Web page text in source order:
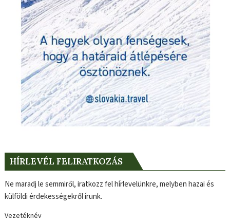
HÍRLEVÉL FELIRATKOZÁS
Ne maradj le semmiről, iratkozz fel hírlevelünkre, melyben hazai és
külföldi érdekességekről írunk.
Vezetéknév